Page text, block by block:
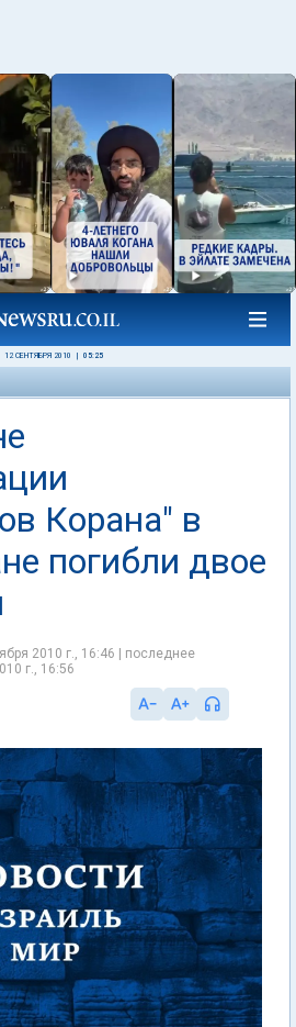
12 СЕНТЯБРЯ 2010 05:25
Корана" в
погибли двое
2010 г., 16:46 | последнее
г., 16:56